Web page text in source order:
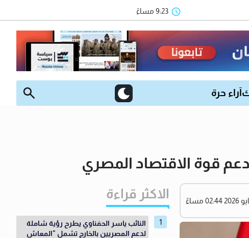
9:23 مساءً
آراء حرة
قوة الاقتصاد المصري
الاكثر قراءة
النائب ياسر الحفناوي يطرح رؤية شاملة
لدعم المصريين بالخارج تشمل "المعاش